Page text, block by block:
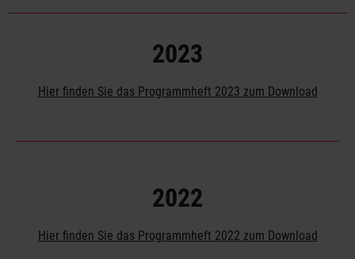
2023
Hier finden Sie das Programmheft 2023 zum Download
2022
Hier finden Sie das Programmheft 2022 zum Download